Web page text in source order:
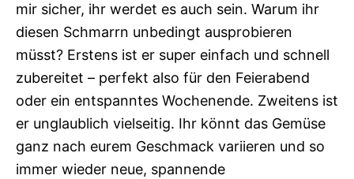
mir sicher, ihr werdet es auch sein. Warum ihr
diesen Schmarrn unbedingt ausprobieren
müsst? Erstens ist er super einfach und schnell
zubereitet – perfekt also für den Feierabend
oder ein entspanntes Wochenende. Zweitens ist
er unglaublich vielseitig. Ihr könnt das Gemüse
ganz nach eurem Geschmack variieren und so
immer wieder neue, spannende